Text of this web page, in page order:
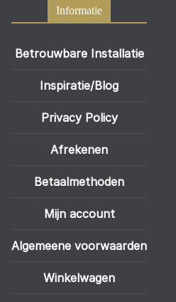
Informatie
Betrouwbare Installatie
Inspiratie/Blog
Privacy Policy
Afrekenen
Betaalmethoden
Mijn account
Algemeene voorwaarden
Winkelwagen